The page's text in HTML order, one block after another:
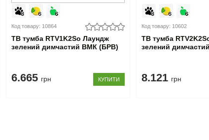
Код товару: 10864
ТВ тумба RTV1K2So Лаундж
зелений димчастий ВМК (БРВ)
6.665 грн КУПИТИ
Код товару: 10602
ТВ тумба
зелений
8.121 грн